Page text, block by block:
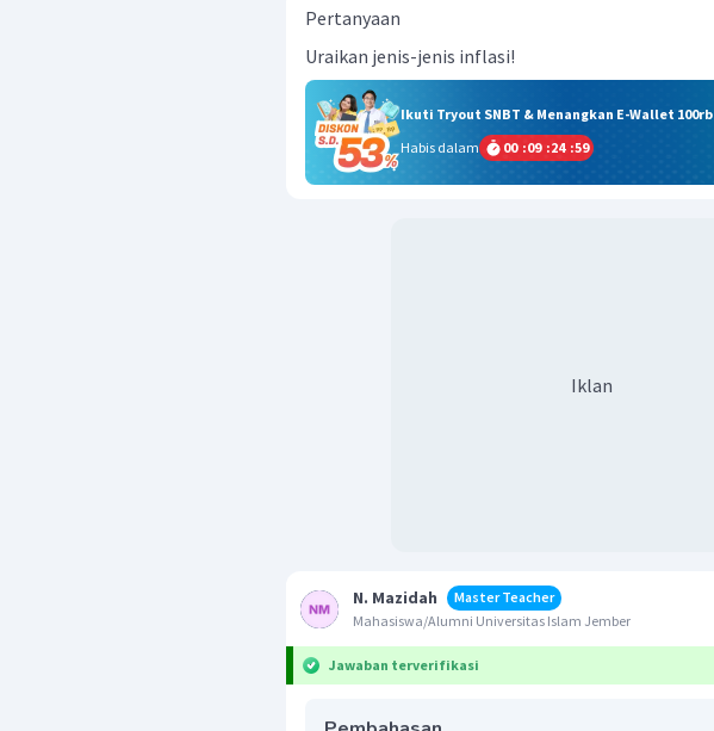
Pertanyaan
Uraikan jenis-jenis inflasi!
Ikuti Tryout SNBT & Menangkan E-Wallet 100rb
Habis dalam
00 :09 :24 :59
Iklan
N. Mazidah
Master Teacher
Mahasiswa/Alumni Universitas Islam Jember
Jawaban terverifikasi